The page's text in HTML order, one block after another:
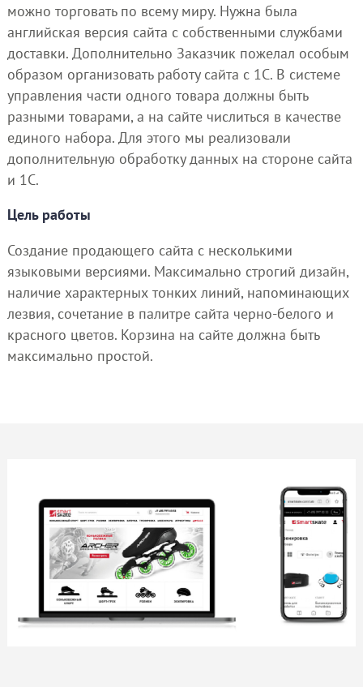
можно торговать по всему миру. Нужна была
английская версия сайта с собственными службами
доставки. Дополнительно Заказчик пожелал особым
образом организовать работу сайта с 1С. В системе
управления части одного товара должны быть
разными товарами, а на сайте числиться в качестве
единого набора. Для этого мы реализовали
дополнительную обработку данных на стороне сайта
и 1С.
Цель работы
Создание продающего сайта с несколькими
языковыми версиями. Максимально строгий дизайн,
наличие характерных тонких линий, напоминающих
лезвия, сочетание в палитре сайта черно-белого и
красного цветов. Корзина на сайте должна быть
максимально простой.